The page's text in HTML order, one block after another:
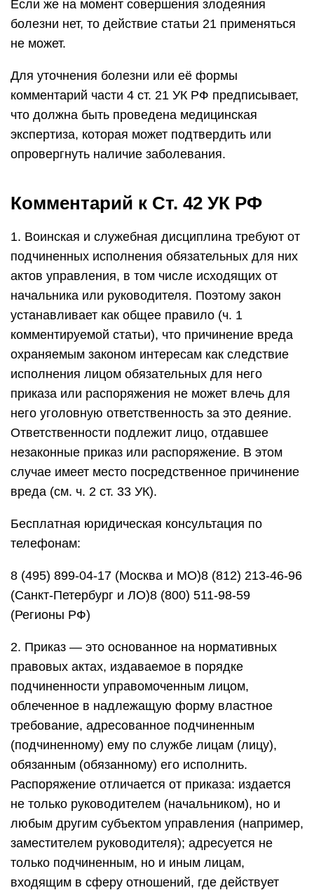
Если же на момент совершения злодеяния
болезни нет, то действие статьи 21 применяться
не может.
Для уточнения болезни или её формы
комментарий части 4 ст. 21 УК РФ предписывает,
что должна быть проведена медицинская
экспертиза, которая может подтвердить или
опровергнуть наличие заболевания.
Комментарий к Ст. 42 УК РФ
1. Воинская и служебная дисциплина требуют от
подчиненных исполнения обязательных для них
актов управления, в том числе исходящих от
начальника или руководителя. Поэтому закон
устанавливает как общее правило (ч. 1
комментируемой статьи), что причинение вреда
охраняемым законом интересам как следствие
исполнения лицом обязательных для него
приказа или распоряжения не может влечь для
него уголовную ответственность за это деяние.
Ответственности подлежит лицо, отдавшее
незаконные приказ или распоряжение. В этом
случае имеет место посредственное причинение
вреда (см. ч. 2 ст. 33 УК).
Бесплатная юридическая консультация по
телефонам:
8 (495) 899-04-17 (Москва и МО)8 (812) 213-46-96
(Санкт-Петербург и ЛО)8 (800) 511-98-59
(Регионы РФ)
2. Приказ — это основанное на нормативных
правовых актах, издаваемое в порядке
подчиненности управомоченным лицом,
облеченное в надлежащую форму властное
требование, адресованное подчиненным
(подчиненному) ему по службе лицам (лицу),
обязанным (обязанному) его исполнить.
Распоряжение отличается от приказа: издается
не только руководителем (начальником), но и
любым другим субъектом управления (например,
заместителем руководителя); адресуется не
только подчиненным, но и иным лицам,
входящим в сферу отношений, где действует